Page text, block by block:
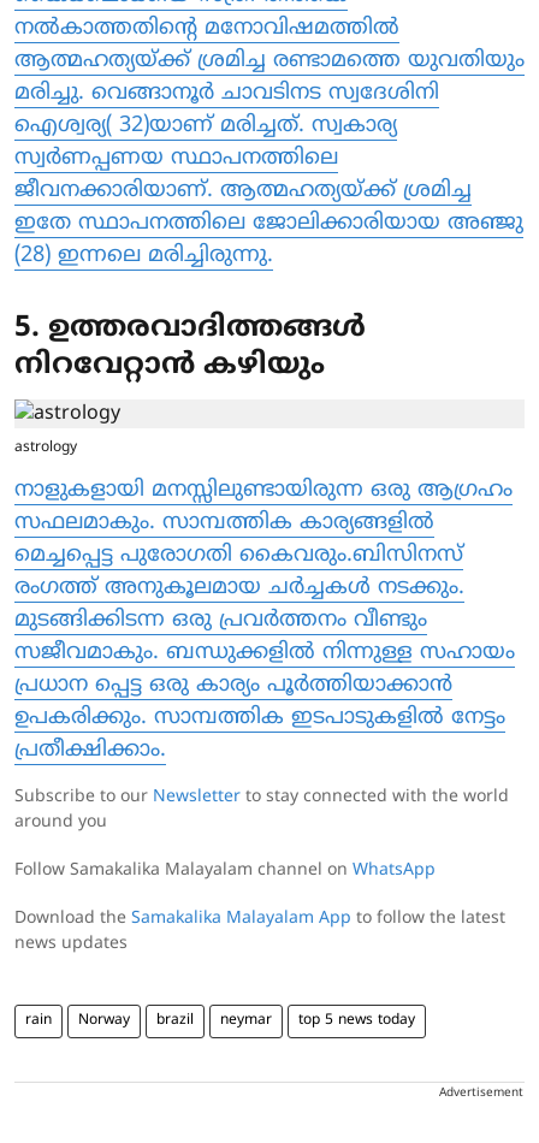
നല്‍കാത്തതിന്റെ മനോവിഷമത്തില്‍
ആത്മഹത്യയ്ക്ക് ശ്രമിച്ച രണ്ടാമത്തെ യുവതിയും
മരിച്ചു. വെങ്ങാനൂര്‍ ചാവടിനട സ്വദേശിനി
ഐശ്വര്യ( 32)യാണ് മരിച്ചത്. സ്വകാര്യ
സ്വര്‍ണപ്പണയ സ്ഥാപനത്തിലെ
ജീവനക്കാരിയാണ്. ആത്മഹത്യയ്ക്ക് ശ്രമിച്ച
ഇതേ സ്ഥാപനത്തിലെ ജോലിക്കാരിയായ അഞ്ജു
(28) ഇന്നലെ മരിച്ചിരുന്നു.
5. ഉത്തരവാദിത്തങ്ങൾ
നിറവേറ്റാൻ കഴിയും
astrology
നാളുകളായി മനസ്സിലുണ്ടായിരുന്ന ഒരു ആഗ്രഹം
സഫലമാകും. സാമ്പത്തിക കാര്യങ്ങളിൽ
മെച്ചപ്പെട്ട പുരോഗതി കൈവരും.ബിസിനസ്
രംഗത്ത് അനുകൂലമായ ചർച്ചകൾ നടക്കും.
മുടങ്ങിക്കിടന്ന ഒരു പ്രവർത്തനം വീണ്ടും
സജീവമാകും. ബന്ധുക്കളിൽ നിന്നുള്ള സഹായം
പ്രധാന പ്പെട്ട ഒരു കാര്യം പൂർത്തിയാക്കാൻ
ഉപകരിക്കും. സാമ്പത്തിക ഇടപാടുകളിൽ നേട്ടം
പ്രതീക്ഷിക്കാം.
Subscribe to our Newsletter to stay connected with the world
around you
Follow Samakalika Malayalam channel on WhatsApp
Download the Samakalika Malayalam App to follow the latest
news updates
rain Norway brazil neymar top 5 news today
Advertisement